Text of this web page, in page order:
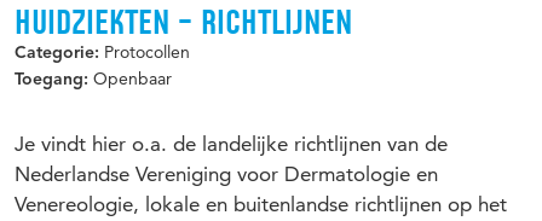
HUIDZIEKTEN – RICHTLIJNEN
Categorie: Protocollen
Toegang: Openbaar
Je vindt hier o.a. de landelijke richtlijnen van de
Nederlandse Vereniging voor Dermatologie en
Venereologie, lokale en buitenlandse richtlijnen op het